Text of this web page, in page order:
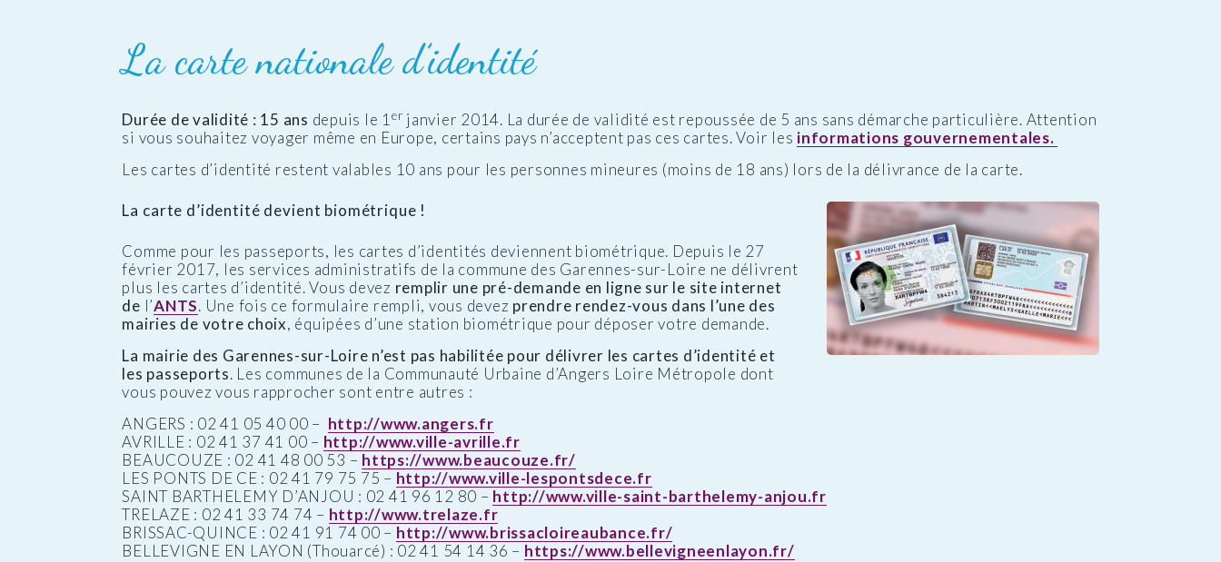
La carte nationale d’identité
Durée de validité : 15 ans depuis le 1 er janvier 2014. La durée de validité est repoussée de 5 ans sans démarche particulière. Attention
si vous souhaitez voyager même en Europe, certains pays n’acceptent pas ces cartes. Voir les informations gouvernementales.
Les cartes d’identité restent valables 10 ans pour les personnes mineures (moins de 18 ans) lors de la délivrance de la carte.
La carte d’identité devient biométrique !
Comme pour les passeports, les cartes d’identités deviennent biométrique. Depuis le 27
février 2017, les services administratifs de la commune des Garennes-sur-Loire ne délivrent
plus les cartes d’identité. Vous devez remplir une pré-demande en ligne sur le site internet
de l’ANTS. Une fois ce formulaire rempli, vous devez prendre rendez-vous dans l’une des
mairies de votre choix, équipées d’une station biométrique pour déposer votre demande.
La mairie des Garennes-sur-Loire n’est pas habilitée pour délivrer les cartes d’identité et
les passeports. Les communes de la Communauté Urbaine d’Angers Loire Métropole dont
vous pouvez vous rapprocher sont entre autres :
ANGERS : 02 41 05 40 00 – http://www.angers.fr
AVRILLE : 02 41 37 41 00 – http://www.ville-avrille.fr
BEAUCOUZE : 02 41 48 00 53 – https://www.beaucouze.fr/
LES PONTS DE CE : 02 41 79 75 75 – http://www.ville-lespontsdece.fr
SAINT BARTHELEMY D’ANJOU : 02 41 96 12 80 – http://www.ville-saint-barthelemy-anjou.fr
TRELAZE : 02 41 33 74 74 – http://www.trelaze.fr
BRISSAC-QUINCE : 02 41 91 74 00 – http://www.brissacloireaubance.fr/
BELLEVIGNE EN LAYON (Thouarcé) : 02 41 54 14 36 – https://www.bellevigneenlayon.fr/